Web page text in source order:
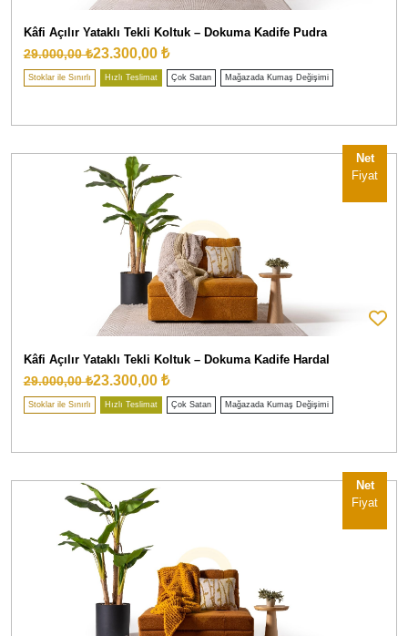
Kâfi Açılır Yataklı Tekli Koltuk – Dokuma Kadife Pudra
29.000,00 ₺23.300,00 ₺
Stoklar ile Sınırlı Hızlı Teslimat Çok Satan Mağazada Kumaş Değişimi
Net
Fiyat
Kâfi Açılır Yataklı Tekli Koltuk – Dokuma Kadife Hardal
29.000,00 ₺23.300,00 ₺
Stoklar ile Sınırlı Hızlı Teslimat Çok Satan Mağazada Kumaş Değişimi
Net
Fiyat